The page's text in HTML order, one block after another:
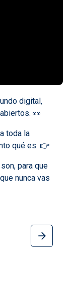
digital,
👀
toda la
qué es. 👉
para que
nunca vas